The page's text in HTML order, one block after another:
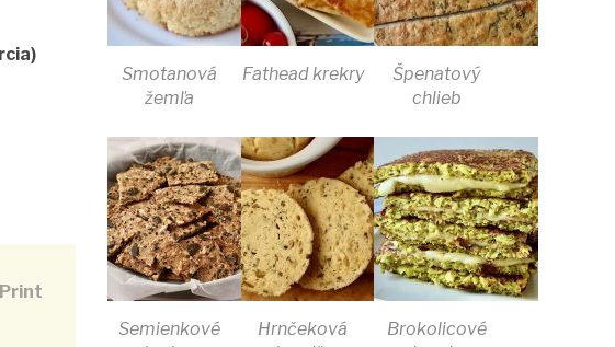
Print
Smotanová
žemľa
Fathead krekry
Špenatový
chlieb
Semienkové
Hrnčeková
Brokolicové